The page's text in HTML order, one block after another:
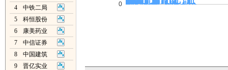
4
中铁二局
5
科恒股份
6
康美药业
7
中信证券
8
中国建筑
9
晋亿实业